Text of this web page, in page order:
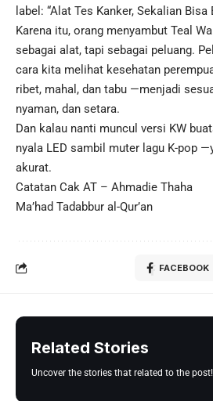
label: “Alat Tes Kanker, Sekalian Bisa
Karena itu, orang menyambut Teal
sebagai alat, tapi sebagai peluang.
cara kita melihat kesehatan
ribet, mahal, dan tabu —menjadi
nyaman, dan setara.
Dan kalau nanti muncul versi KW
nyala LED sambil muter lagu K-pop
akurat.
Catatan Cak AT – Ahmadie Thaha
Ma’had Tadabbur al-Qur’an
FACEBOOK
Related Stories
Uncover the stories that related to the post!